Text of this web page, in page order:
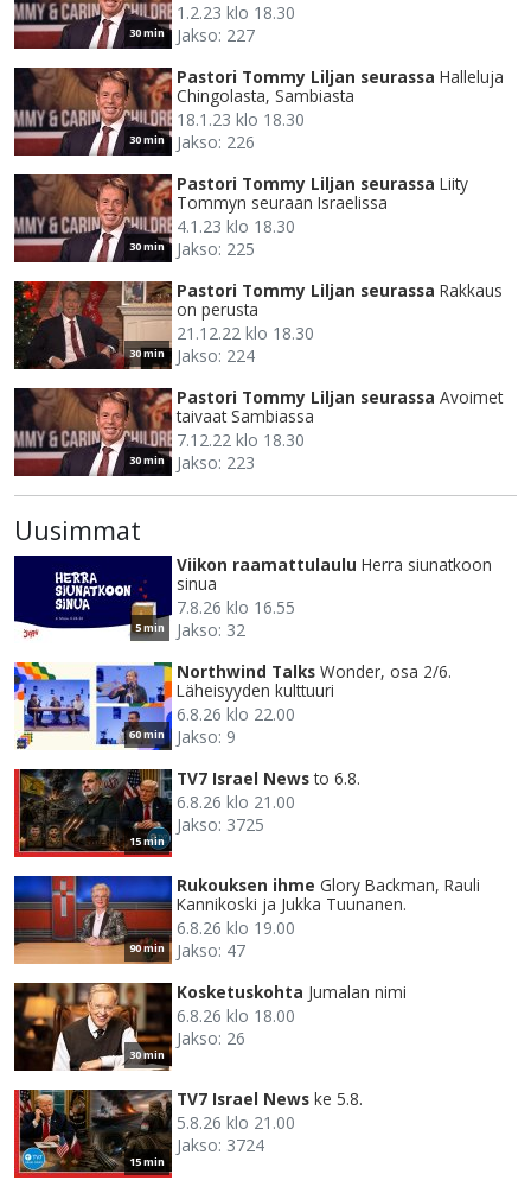
30 min
1.2.23 klo 18.30
Jakso: 227
30 min
Pastori Tommy Liljan seurassa Halleluja
Chingolasta, Sambiasta
18.1.23 klo 18.30
Jakso: 226
30 min
Pastori Tommy Liljan seurassa Liity
Tommyn seuraan Israelissa
4.1.23 klo 18.30
Jakso: 225
30 min
Pastori Tommy Liljan seurassa Rakkaus
on perusta
21.12.22 klo 18.30
Jakso: 224
30 min
Pastori Tommy Liljan seurassa Avoimet
taivaat Sambiassa
7.12.22 klo 18.30
Jakso: 223
Uusimmat
5 min
Viikon raamattulaulu Herra siunatkoon
sinua
7.8.26 klo 16.55
Jakso: 32
60 min
Northwind Talks Wonder, osa 2/6.
Läheisyyden kulttuuri
6.8.26 klo 22.00
Jakso: 9
15 min
TV7 Israel News to 6.8.
6.8.26 klo 21.00
Jakso: 3725
90 min
Rukouksen ihme Glory Backman, Rauli
Kannikoski ja Jukka Tuunanen.
6.8.26 klo 19.00
Jakso: 47
30 min
Kosketuskohta Jumalan nimi
6.8.26 klo 18.00
Jakso: 26
15 min
TV7 Israel News ke 5.8.
5.8.26 klo 21.00
Jakso: 3724